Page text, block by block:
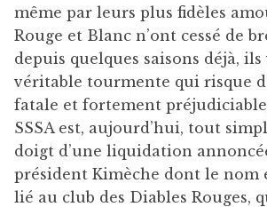
même par leurs plus fidèles
Rouge et Blanc n’ont cessé de
depuis quelques saisons déjà,
véritable tourmente qui risque
fatale et fortement
SSSA est, aujourd’hui, tout
doigt d’une liquidation
président Kimèche dont le nom
lié au club des Diables Rouges,